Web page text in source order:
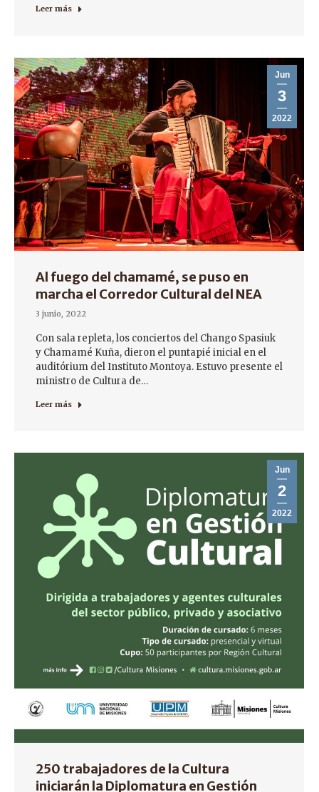
Leer más
Jun
3
2022
Al fuego del chamamé, se puso en
marcha el Corredor Cultural del NEA
3 junio, 2022
Con sala repleta, los conciertos del Chango Spasiuk
y Chamamé Kuña, dieron el puntapié inicial en el
auditórium del Instituto Montoya. Estuvo presente el
ministro de Cultura de…
Leer más
Jun
2
2022
250 trabajadores de la Cultura
iniciarán la Diplomatura en Gestión